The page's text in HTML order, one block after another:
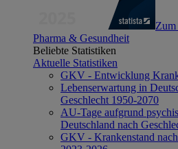
Zum
Pharma & Gesundheit
Beliebte Statistiken
Aktuelle Statistiken
GKV - Entwicklung
Lebenserwartung in
Geschlecht 1950-2070
AU-Tage aufgrund
Deutschland nach
GKV - Krankenstand